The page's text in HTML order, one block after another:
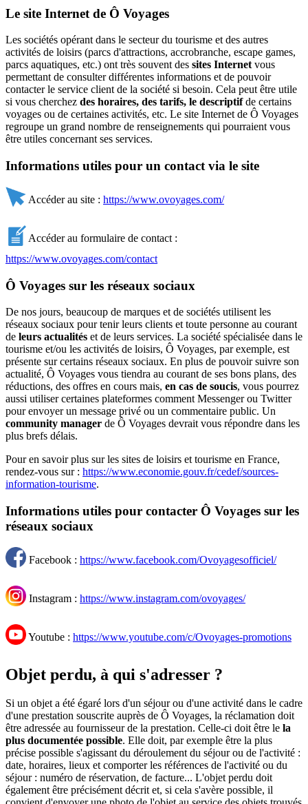
Le site Internet de Ô Voyages
Les sociétés opérant dans le secteur du tourisme et des autres
activités de loisirs (parcs d'attractions, accrobranche, escape games,
parcs aquatiques, etc.) ont très souvent des sites Internet vous
permettant de consulter différentes informations et de pouvoir
contacter le service client de la société si besoin. Cela peut être utile
si vous cherchez des horaires, des tarifs, le descriptifde certains
voyages ou de certaines activités, etc. Le site Internet de Ô Voyages
regroupe un grand nombre de renseignements qui pourraient vous
être utiles concernant ses services.
Informations utiles pour un contact via le site
Accéder au site : https://www.ovoyages.com/
Accéder au formulaire de contact :
https://www.ovoyages.com/contact
Ô Voyages sur les réseaux sociaux
De nos jours, beaucoup de marques et de sociétés utilisent les
réseaux sociaux pour tenir leurs clients et toute personne au courant
de leurs actualités et de leurs services. La société spécialisée dans le
tourisme et/ou les activités de loisirs, Ô Voyages, par exemple, est
présente sur certains réseaux sociaux. En plus de pouvoir suivre son
actualité, Ô Voyages vous tiendra au courant de ses bons plans, des
réductions, des offres en cours mais, en cas de soucis, vous pourrez
aussi utiliser certaines plateformes comment Messenger ou Twitter
pour envoyer un message privé ou un commentaire public. Un
community manager de Ô Voyages devrait vous répondre dans les
plus brefs délais.
Pour en savoir plus sur les sites de loisirs et tourisme en France,
rendez-vous sur : https://www.economie.gouv.fr/cedef/sources-
information-tourisme.
Informations utiles pour contacter Ô Voyages sur les
réseaux sociaux
Facebook : https://www.facebook.com/Ovoyagesofficiel/
Instagram : https://www.instagram.com/ovoyages/
Youtube : https://www.youtube.com/c/Ovoyages-promotions
Objet perdu, à qui s'adresser ?
Si un objet a été égaré lors d'un séjour ou d'une activité dans le cadre
d'une prestation souscrite auprès de Ô Voyages, la réclamation doit
être adressée au fournisseur de la prestation. Celle-ci doit être le la
plus documentée possible. Elle doit, par exemple être la plus
précise possible s'agissant du déroulement du séjour ou de l'activité :
date, horaires, lieux et comporter les références de l'activité ou du
séjour : numéro de réservation, de facture... L'objet perdu doit
également être précisément décrit et, si cela s'avère possible, il